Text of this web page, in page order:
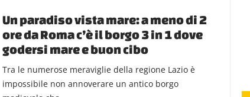
Un paradiso vista mare: a meno di 2
ore da Roma c’è il borgo 3 in 1 dove
godersi mare e buon cibo
Tra le numerose meraviglie della regione Lazio è
impossibile non annoverare un antico borgo